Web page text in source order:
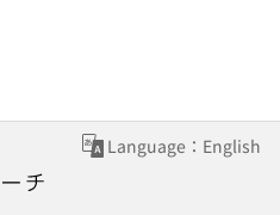
Language：English